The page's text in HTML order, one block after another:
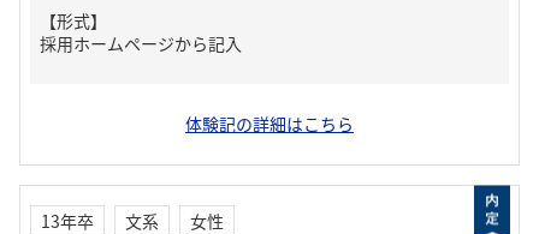
【形式】
採用ホームページから記入
体験記の詳細はこちら
13年卒 文系
女性